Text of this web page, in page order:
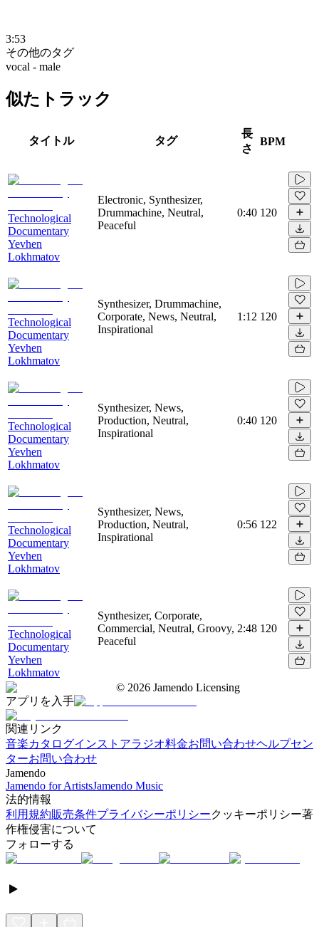
3:53
その他のタグ
vocal - male
似たトラック
タイトル タグ
長
さ
BPM
Technological
Documentary
Yevhen
Lokhmatov
Electronic, Synthesizer,
Drummachine, Neutral,
Peaceful
0:40 120
Technological
Documentary
Yevhen
Lokhmatov
Synthesizer, Drummachine,
Corporate, News, Neutral,
Inspirational
1:12 120
Technological
Documentary
Yevhen
Lokhmatov
Synthesizer, News,
Production, Neutral,
Inspirational
0:40 120
Technological
Documentary
Yevhen
Lokhmatov
Synthesizer, News,
Production, Neutral,
Inspirational
0:56 122
Technological
Documentary
Yevhen
Lokhmatov
Synthesizer, Corporate,
Commercial, Neutral, Groovy,
Peaceful
2:48 120
© 2026 Jamendo Licensing
アプリを入手
関連リンク
音楽カタログインストアラジオ料金お問い合わせヘルプセン
ターお問い合わせ
Jamendo
Jamendo for ArtistsJamendo Music
法的情報
利用規約販売条件プライバシーポリシークッキーポリシー著
作権侵害について
フォローする